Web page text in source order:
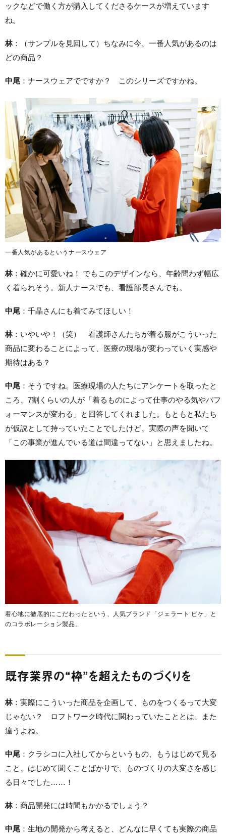
ックなどで働く方が購入してくださるケースが増えています
ね。
林：（サンプルを見回して）ちなみに今、一番人気があるのは
どの商品？
中尾 ：ナースウェアでですか？ このシリーズですかね。
一番人気があるというナースウェア
林：確かに可愛いね！ でもこのデザインなら、年齢問わず幅広
く着られそう。新人ナースでも、看護部長さんでも。
中尾 ：千晶さんにも着てみてほしい！
林：いやいや！（笑） 看護師さんたちが着る服がこういった
商品に変わることによって、医療の現場が変わっていく実感や
期待はある？
中尾 ：そうですね。医療現場の人たちにアンケートを取ったと
ころ、7割くらいの人が「着るものによって仕事のやる気やパフ
ォーマンスが変わる」と回答してくれました。もともと私たち
が仮説として持っていたことでしたけど、実際の声を聞いて
「この事業が進んでいる道は間違ってない」と思えましたね。
着心地に徹底的にこだわったという、人気ブランド「ジェラート ピケ」と
のコラボレーション製品。
既存業界の“枠”を超えたものづくりを
林：実際にこういった商品を企画して、ものをつくるって大変
じゃない？ ロフトワーク時代に関わっていたこととは、また
違うよね。
中尾 ：クラシコに入社してからというもの、もうはじめて見る
こと、はじめて聞くことばかりで、ものづくりの大変さを感じ
る日々でした……！
林：商品開発には時間もかかるでしょう？
中尾 ：生地の開発から考えると、どんなに早くても実際の商品